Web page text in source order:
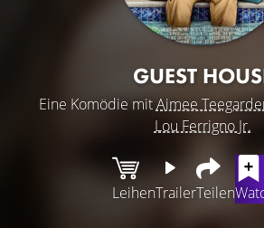
GUEST
Eine Komödie mitAimee
Lou Ferrigno Jr.
LeihenTrailerTeilen